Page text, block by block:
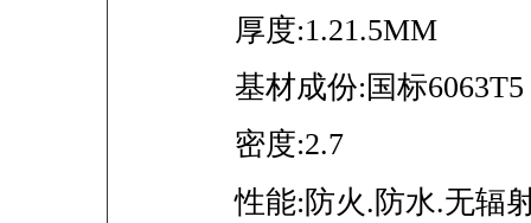
厚度:1.21.5MM
基材成份:国标6063T5
密度:2.7
性能:防火.防水.无辐